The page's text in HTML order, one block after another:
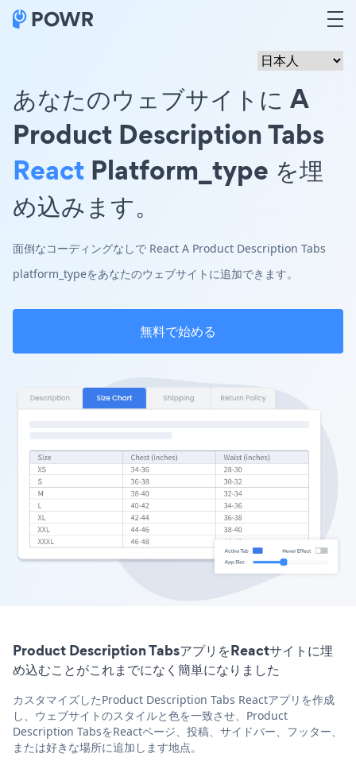
あなたのウェブサイトに A
Product Description Tabs
React Platform_type を埋
め込みます。
面倒なコーディングなしで React A Product Description Tabs
platform_typeをあなたのウェブサイトに追加できます。
無料で始める
Product Description TabsアプリをReactサイトに埋
め込むことがこれまでになく簡単になりました
カスタマイズしたProduct Description Tabs Reactアプリを作成
し、ウェブサイトのスタイルと色を一致させ、Product
Description TabsをReactページ、投稿、サイドバー、フッター、
または好きな場所に追加します地点。